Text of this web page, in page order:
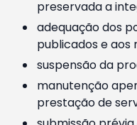
preservada a
adequação dos
publicados e aos
suspensão da
manutenção
prestação de